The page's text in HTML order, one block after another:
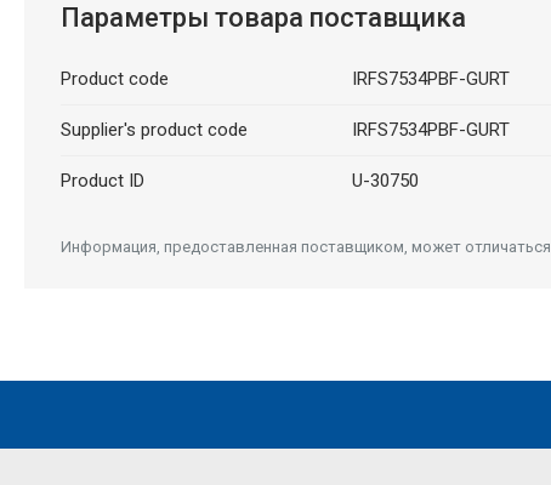
Параметры товара поставщика
Product code IRFS7534PBF-GURT
Supplier's product code IRFS7534PBF-GURT
Product ID U-30750
Информация, предоставленная поставщиком, может